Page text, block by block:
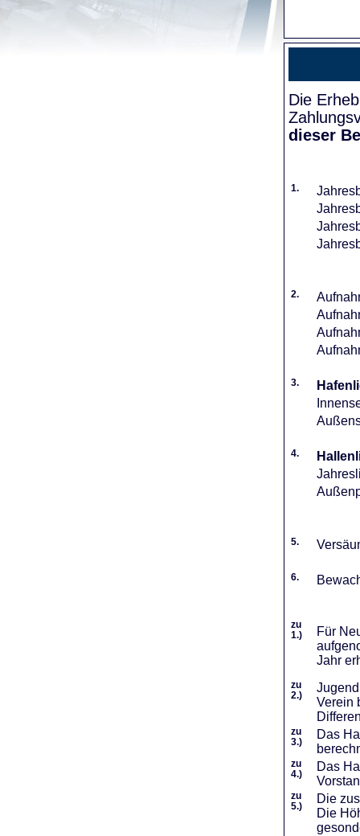
Die
dieser
1.
2.
3.
4.
5.
6.
zu
1.)
Für
Jahr
zu
2.)
Verein
zu
3.)
Das
zu
4.)
Das
zu
5.)
Die
Die